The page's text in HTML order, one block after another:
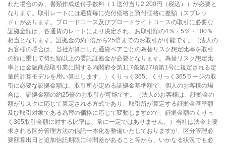
れた場合のみ、書類作成送付手数料（１送付当り2,200円（税込））が必要と
なります。取引レートには通貨毎に売付価格と買付価格に差額（スプレッ
ド）があります。ブロードコース及びブロードライトコースの取引に必要な
証拠金額は、各通貨のレートにより決定され、お取引額の4％・5％・100％
相当となります。証拠金の約1倍から25倍までのお取引が可能です。（法人の
お客様の場合は、当社が算出した通貨ペアごとの為替リスク想定比率を取引
の額に乗じて得た額以上の委託証拠金が必要となります。為替リスク想定比
率とは金融商品取引業に関する内閣府令第117条第27項第1号に規定される定
量的計算モデルを用い算出します。）くりっく365、くりっく365ラージの取
引に必要な証拠金額は、取引所が定める証拠金基準額で、個人のお客様の場
合は、証拠金額の約25倍のお取引が可能です。（法人のお客様は、証拠金の
額がリスクに応じて算定される方式であり、取引所が算定する証拠金基準額
及び取引対象である為替の価格に応じて変動しますので、証拠金額のくりっ
く365取引金額に対する比率は、常に一定ではありません。）当社は法令上要
求される区分管理方法の信託一本化を整備いたしておりますが、区分管理必
要額算出日と追加信託期限に時間差があること等から、いかなる状況でも必